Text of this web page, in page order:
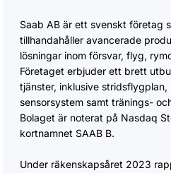
Saab AB är ett svenskt företag
tillhandahåller avancerade
lösningar inom försvar, flyg,
Företaget erbjuder ett brett
tjänster, inklusive
sensorsystem samt tränings-
Bolaget är noterat på Nasdaq
kortnamnet SAAB B.
Under räkenskapsåret 2023